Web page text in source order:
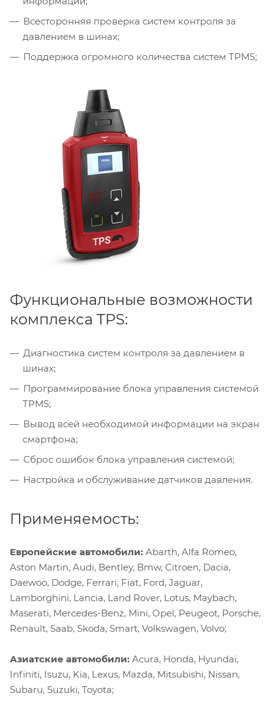
Всесторонняя проверка систем контроля за
давлением в шинах;
Поддержка огромного количества систем TPMS;
Функциональные возможности
комплекса TPS:
Диагностика систем контроля за давлением в
шинах;
Программирование блока управления системой
TPMS;
Вывод всей необходимой информации на экран
смартфона;
Сброс ошибок блока управления системой;
Настройка и обслуживание датчиков давления.
Применяемость:
Европейские автомобили: Abarth, Alfa Romeo,
Aston Martin, Audi, Bentley, Bmw, Citroen, Dacia,
Daewoo, Dodge, Ferrari, Fiat, Ford, Jaguar,
Lamborghini, Lancia, Land Rover, Lotus, Maybach,
Maserati, Mercedes-Benz, Mini, Opel, Peugeot, Porsche,
Renault, Saab, Skoda, Smart, Volkswagen, Volvo;
Азиатские автомобили: Acura, Honda, Hyundai,
Infiniti, Isuzu, Kia, Lexus, Mazda, Mitsubishi, Nissan,
Subaru, Suzuki, Toyota;